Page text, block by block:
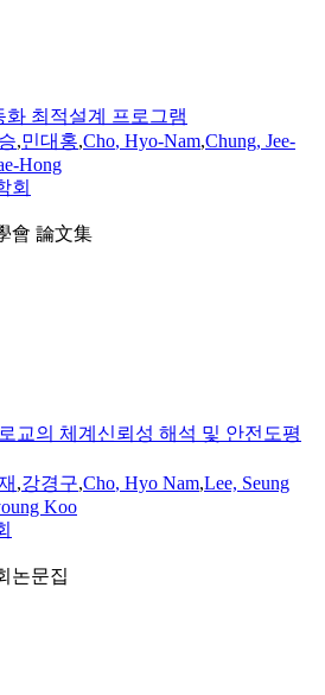
최적설계 프로그램
,민대홍,Cho, Hyo-Nam,Chung, Jee-
Hong
회
會 論文集
교의 체계신뢰성 해석 및 안전도평
,강경구,Cho, Hyo Nam,Lee, Seung
Koo
논문집